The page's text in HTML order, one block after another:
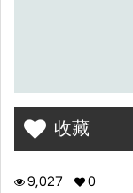
收藏
9,027 0